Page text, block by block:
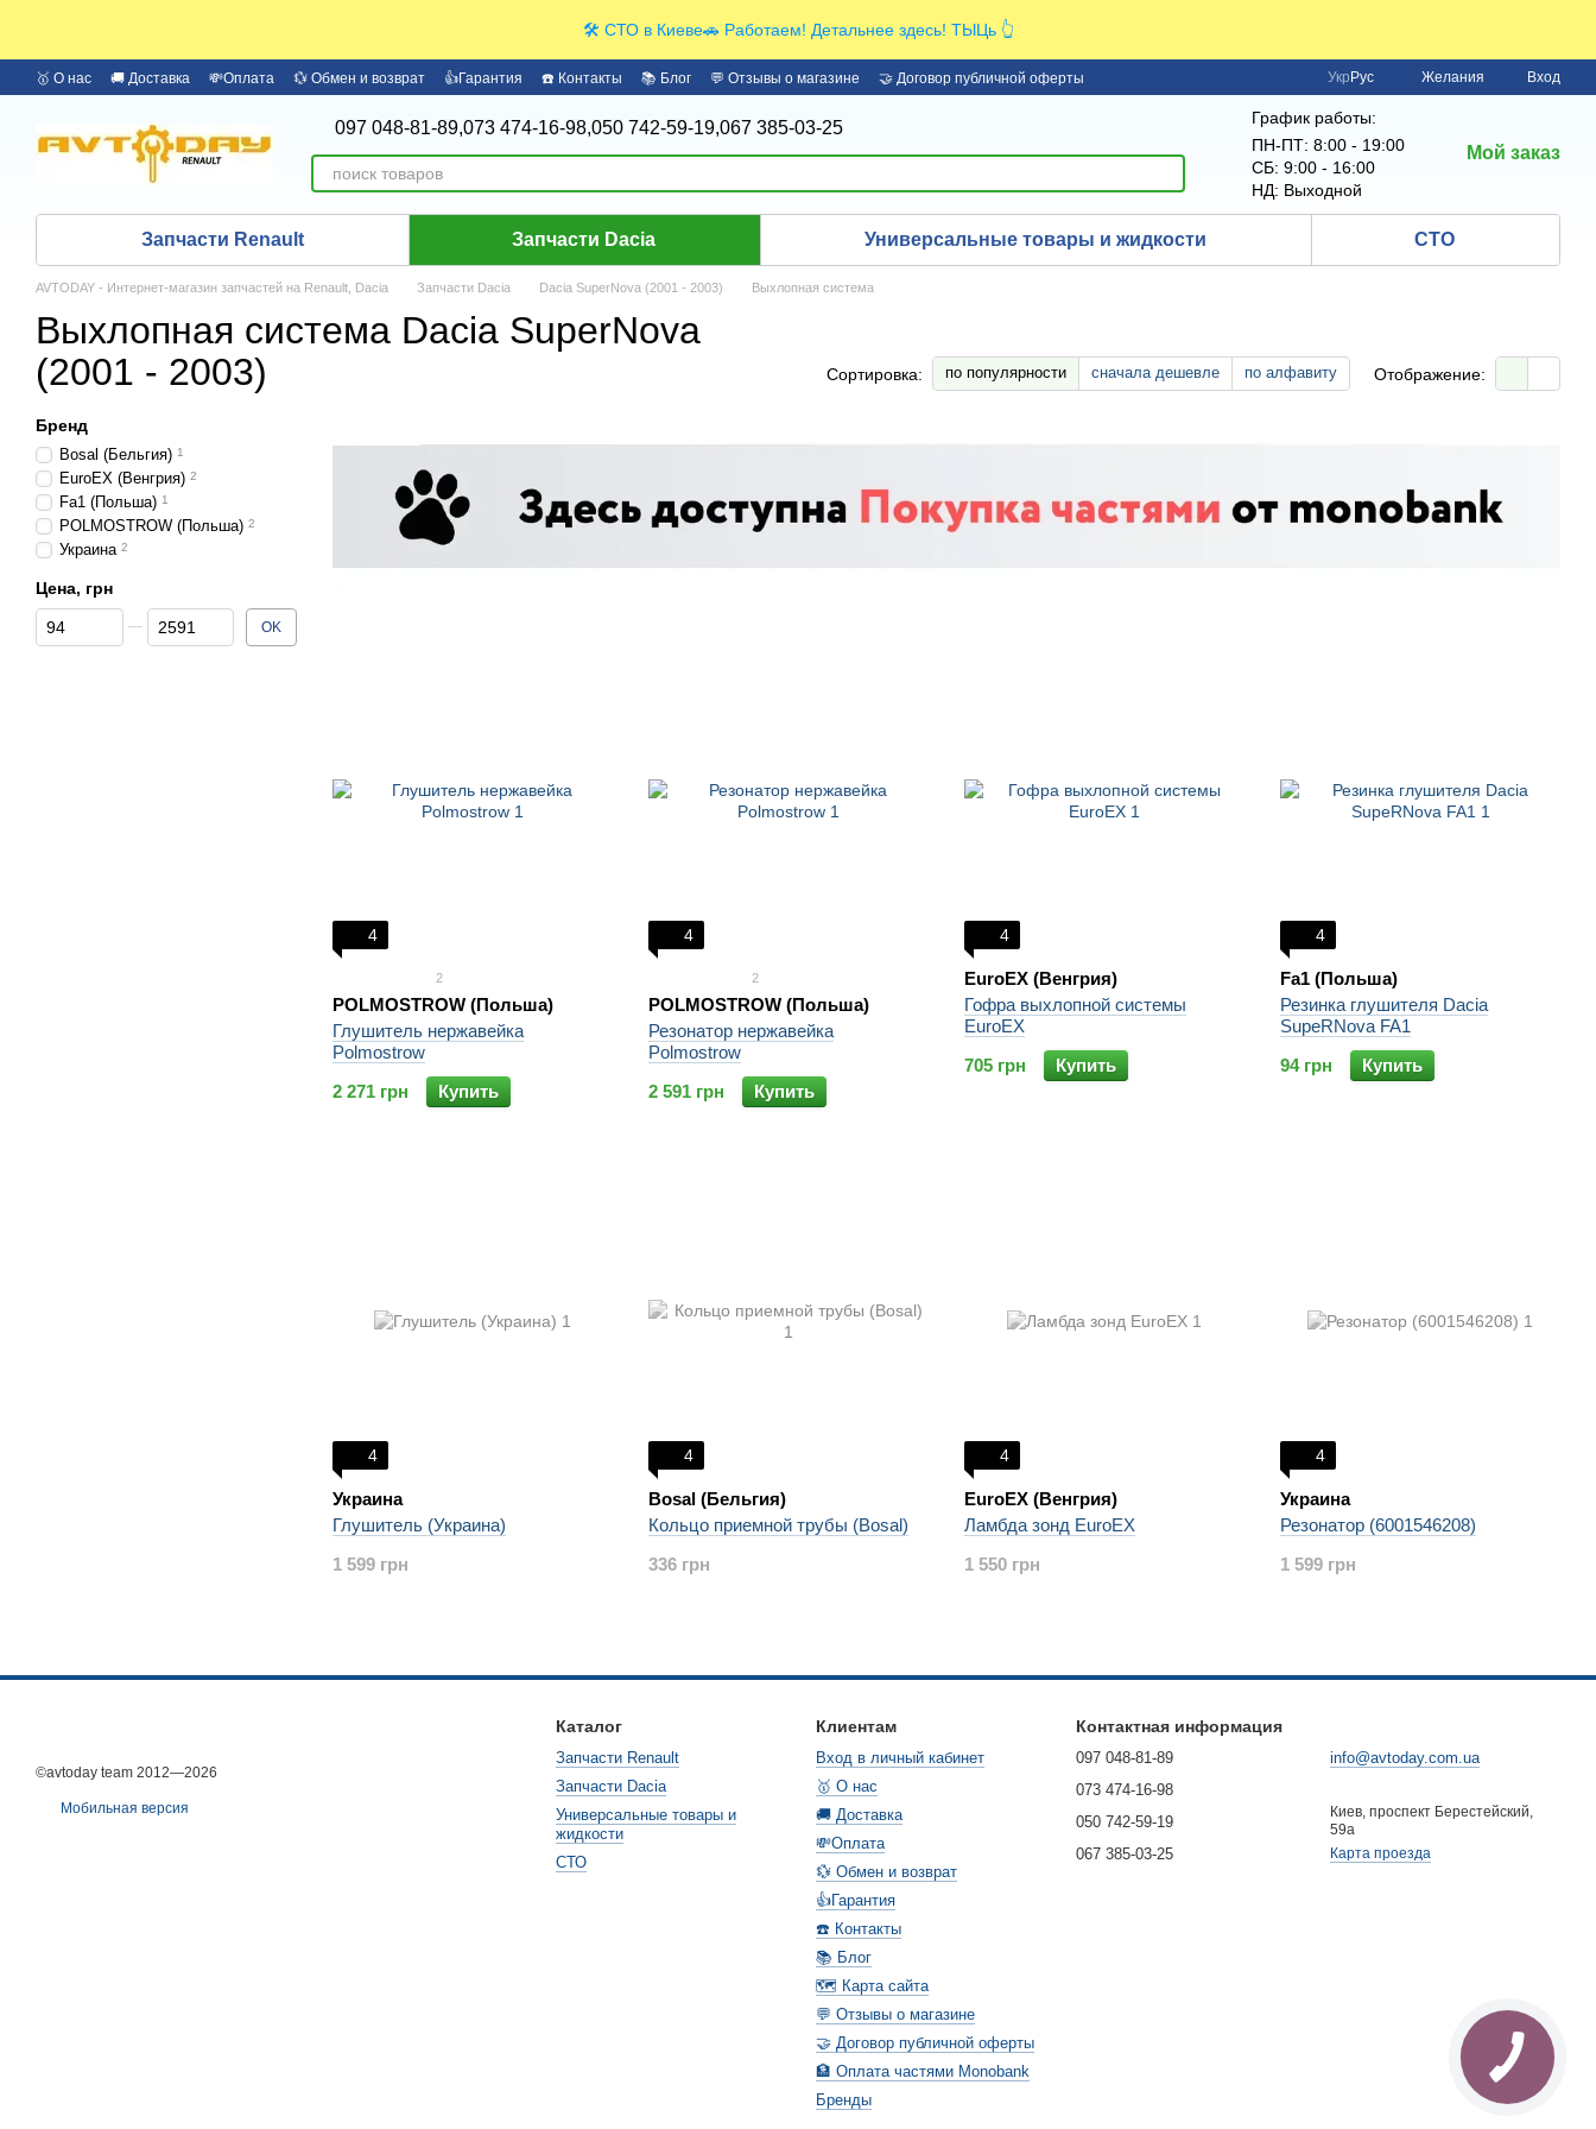
🛠️ СТО в Киеве🚗 Работаем! Детальнее здесь! ТЫЦь 👆
🥇 О нас 🚚 Доставка 💸Оплата 💱 Обмен и возврат 👍Гарантия ☎️ Контакты 📚 Блог 💬 Отзывы о магазине
🤝 Договор публичной оферты
Укр Рус Желания Вход
097 048-81-89,073 474-16-98,050 742-59-19,067 385-03-25
График работы:
ПН-ПТ: 8:00 - 19:00
СБ: 9:00 - 16:00
НД: Выходной
Мой заказ
Запчасти Renault Запчасти Dacia Универсальные товары и жидкости СТО
AVTODAY - Интернет-магазин запчастей на Renault, Dacia Запчасти Dacia Dacia SuperNova (2001 - 2003) Выхлопная система
Выхлопная система Dacia SuperNova
(2001 - 2003)
Сортировка: по популярности сначала дешевле по алфавиту Отображение:
4
2
POLMOSTROW (Польша)
Глушитель нержавейка
Polmostrow
2 271 грн
Купить
4
2
POLMOSTROW (Польша)
Резонатор нержавейка
Polmostrow
2 591 грн
Купить
4
EuroEX (Венгрия)
Гофра выхлопной системы
EuroEX
705 грн
Купить
4
Fa1 (Польша)
Резинка глушителя Dacia
SupeRNova FA1
94 грн
Купить
4
Украина
Глушитель (Украина)
1 599 грн
4
Bosal (Бельгия)
Кольцо приемной трубы (Bosal)
336 грн
4
EuroEX (Венгрия)
Ламбда зонд EuroEX
1 550 грн
4
Украина
Резонатор (6001546208)
1 599 грн
Бренд
Bosal (Бельгия) 1
EuroEX (Венгрия) 2
Fa1 (Польша) 1
POLMOSTROW (Польша) 2
Украина 2
Цена, грн
От Цена, грн
До Цена, грн OK
©avtoday team 2012—2026
Мобильная версия
Каталог
Запчасти Renault
Запчасти Dacia
Универсальные товары и
жидкости
СТО
Клиентам
Вход в личный кабинет
🥇 О нас
🚚 Доставка
💸Оплата
💱 Обмен и возврат
👍Гарантия
☎️ Контакты
📚 Блог
🗺️ Карта сайта
💬 Отзывы о магазине
🤝 Договор публичной оферты
🏦 Оплата частями Monobank
Бренды
Контактная информация
097 048-81-89
073 474-16-98
050 742-59-19
067 385-03-25
info@avtoday.com.ua
Киев, проспект Берестейский,
59а
Карта проезда